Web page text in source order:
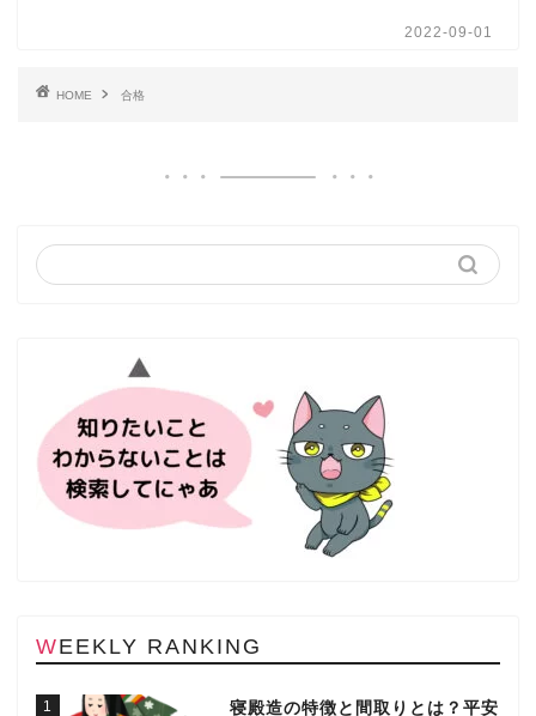
2022-09-01
HOME 合格
WEEKLY RANKING
1
寝殿造の特徴と間取りとは？平安